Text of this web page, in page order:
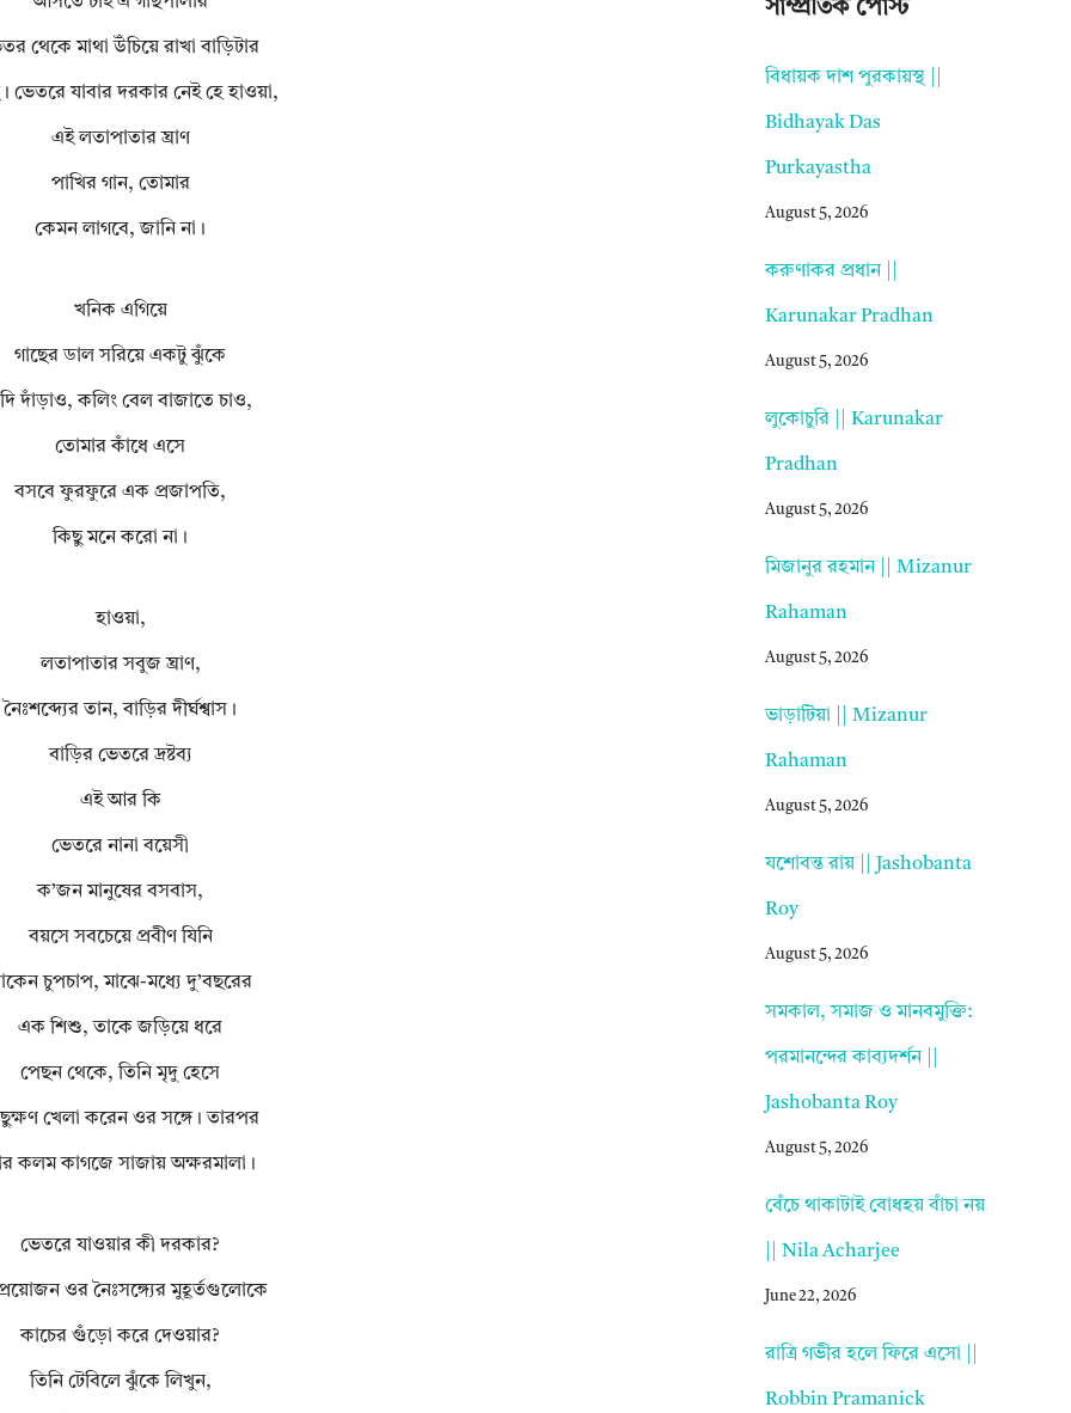
থেকে মাথা উঁচিয়ে রাখা বাড়িটার
ভেতরে যাবার দরকার নেই হে হাওয়া,
এই লতাপাতার ঘ্রাণ
পাখির গান, তোমার
কেমন লাগবে, জানি না।
খনিক এগিয়ে
গাছের ডাল সরিয়ে একটু ঝুঁকে
দাঁড়াও, কলিং বেল বাজাতে চাও,
তোমার কাঁধে এসে
বসবে ফুরফুরে এক প্রজাপতি,
কিছু মনে করো না।
হাওয়া,
লতাপাতার সবুজ ঘ্রাণ,
নৈঃশব্দ্যের তান, বাড়ির দীর্ঘশ্বাস।
বাড়ির ভেতরে দ্রষ্টব্য
এই আর কি
ভেতরে নানা বয়েসী
ক’জন মানুষের বসবাস,
বয়সে সবচেয়ে প্রবীণ যিনি
চুপচাপ, মাঝে-মধ্যে দু’বছরের
এক শিশু, তাকে জড়িয়ে ধরে
পেছন থেকে, তিনি মৃদু হেসে
খেলা করেন ওর সঙ্গে। তারপর
কলম কাগজে সাজায় অক্ষরমালা।
ভেতরে যাওয়ার কী দরকার?
ওর নৈঃসঙ্গ্যের মুহূর্তগুলোকে
কাচের গুঁড়ো করে দেওয়ার?
তিনি টেবিলে ঝুঁকে লিখুন,
সাম্প্রতিক পোস্ট
বিধায়ক দাশ পুরকায়স্থ ||
Bidhayak Das
Purkayastha
August 5, 2026
করুণাকর প্রধান ||
Karunakar Pradhan
August 5, 2026
লুকোচুরি || Karunakar
Pradhan
August 5, 2026
মিজানুর রহমান || Mizanur
Rahaman
August 5, 2026
ভাড়াটিয়া || Mizanur
Rahaman
August 5, 2026
যশোবন্ত রায় || Jashobanta
Roy
August 5, 2026
সমকাল, সমাজ ও মানবমুক্তি:
পরমানন্দের কাব্যদর্শন ||
Jashobanta Roy
August 5, 2026
বেঁচে থাকাটাই বোধহয় বাঁচা নয়
|| Nila Acharjee
June 22, 2026
রাত্রি গভীর হলে ফিরে এসো ||
Robbin Pramanick